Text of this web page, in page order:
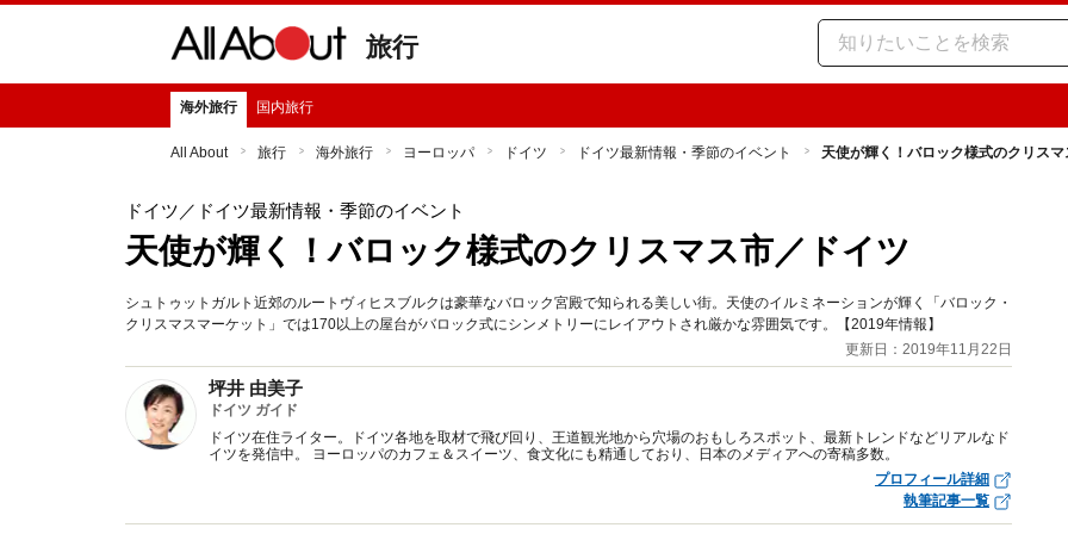
旅行
海外旅行 国内旅行
All About 旅行 海外旅行 ヨーロッパ ドイツ ドイツ最新情報・季節のイベント 天使が輝く！バロック様式のクリス
ドイツ ／ドイツ最新情報・季節のイベント
天使が輝く！バロック様式のクリスマス市／ドイツ
シュトゥットガルト近郊のルートヴィヒスブルクは豪華なバロック宮殿で知られる美しい街。天使のイルミネーションが輝く「バロック・
クリスマスマーケット」では170以上の屋台がバロック式にシンメトリーにレイアウトされ厳かな雰囲気です。【2019年情報】
更新日：2019年11月22日
坪井 由美子
ドイツ ガイド
ドイツ在住ライター。ドイツ各地を取材で飛び回り、王道観光地から穴場のおもしろスポット、最新トレンドなどリアルなド
イツを発信中。 ヨーロッパのカフェ＆スイーツ、食文化にも精通しており、日本のメディアへの寄稿多数。
プロフィール詳細
執筆記事一覧